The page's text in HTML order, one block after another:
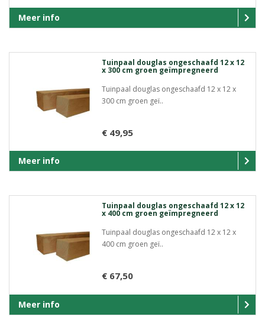
Meer info
Tuinpaal douglas ongeschaafd 12 x 12
x 300 cm groen geïmpregneerd
Tuinpaal douglas ongeschaafd 12 x 12 x
300 cm groen geï..
€ 49,95
Meer info
Tuinpaal douglas ongeschaafd 12 x 12
x 400 cm groen geïmpregneerd
Tuinpaal douglas ongeschaafd 12 x 12 x
400 cm groen geï..
€ 67,50
Meer info